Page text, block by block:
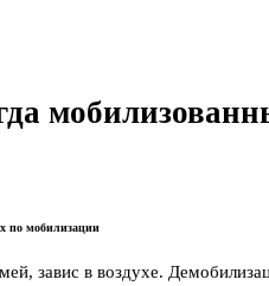
по мобилизации
завис в воздухе.